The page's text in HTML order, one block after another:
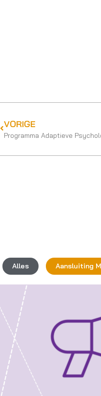
VORIGE
Programma Adaptieve
Alles Aansluiting